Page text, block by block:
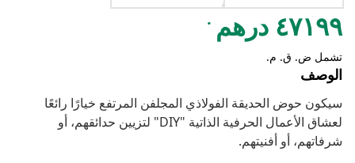
٤٧١٩٩ درهم .
تشمل ض. ق. م.
الوصف
سيكون حوض الحديقة الفولاذي المجلفن المرتفع خيارًا رائعًا
لعشاق الأعمال الحرفية الذاتية "DIY" لتزيين حدائقهم، أو
شرفاتهم، أو أفنيتهم.